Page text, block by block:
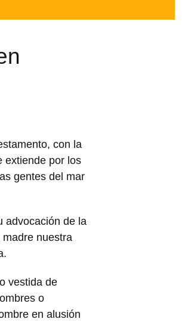
con la
extiende por los
gentes del mar
advocación de la
nuestra
vestida de
o
en alusión